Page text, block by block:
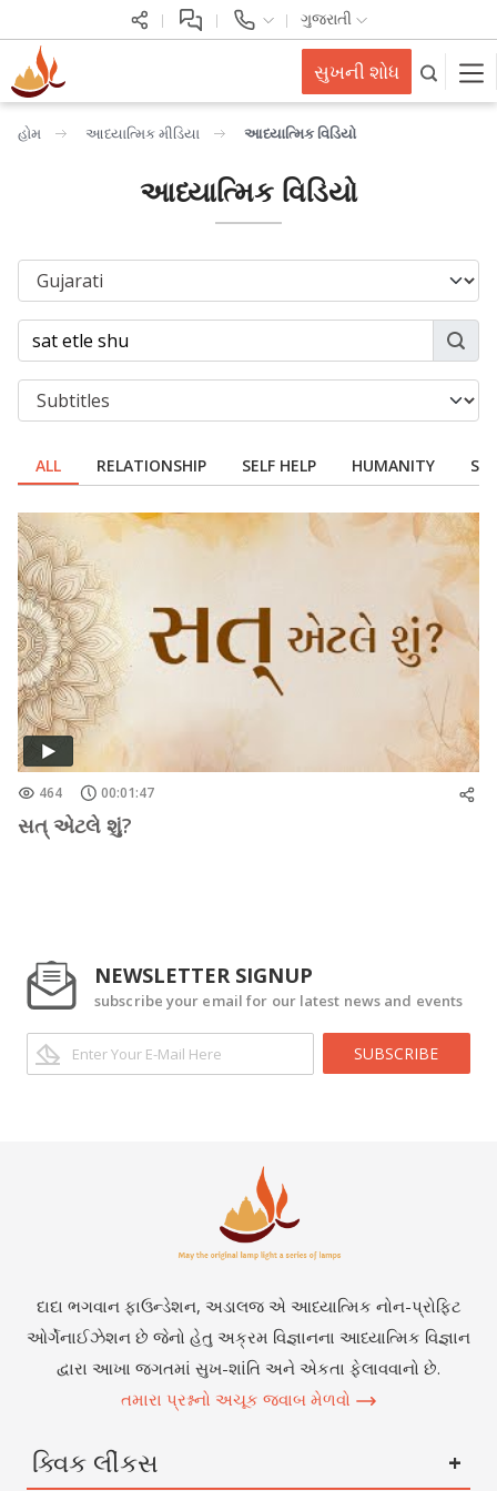
ગુજરાતી
સુખની શોધ
હોમ આધ્યાત્મિક મીડિયા આધ્યાત્મિક વિડિયો
આધ્યાત્મિક વિડિયો
ALL RELATIONSHIP SELF HELP HUMANITY
464 00:01:47
સત્ એટલે શું?
NEWSLETTER SIGNUP
subscribe your email for our latest news and events
SUBSCRIBE
દાદા ભગવાન ફાઉન્ડેશન, અડાલજ એ આધ્યાત્મિક નોન-પ્રોફિટ
ઓર્ગેનાઈઝેશન છે જેનો હેતુ અક્રમ વિજ્ઞાનના આધ્યાત્મિક વિજ્ઞાન
દ્વારા આખા જગતમાં સુખ-શાંતિ અને એકતા ફેલાવવાનો છે.
તમારા પ્રશ્નનો અચૂક જવાબ મેળવો
ક્વિક લીંકસ